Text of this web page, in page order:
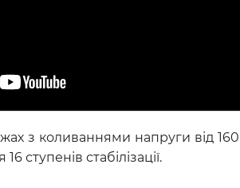
з коливаннями напруги від
ступенів стабілізації.